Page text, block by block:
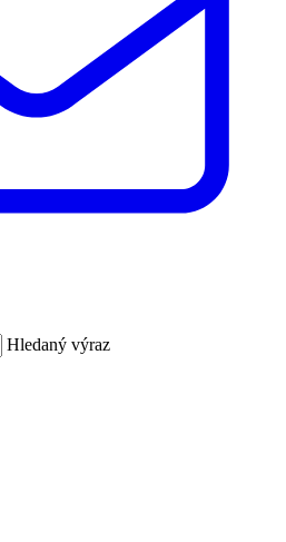
Hledaný výraz